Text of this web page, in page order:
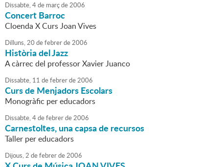
Dissabte,4de marçde2006
Concert Barroc
Cloenda X Curs Joan Vives
Dilluns,20 defebrerde2006
Història del Jazz
A càrrec del professor Xavier Juanco
Dissabte, 11 defebrerde2006
Curs de Menjadors Escolars
Monogràfic per educadors
Dissabte,4defebrerde2006
Carnestoltes, una capsa de recursos
Taller per educadors
Dijous,2 defebrerde2006